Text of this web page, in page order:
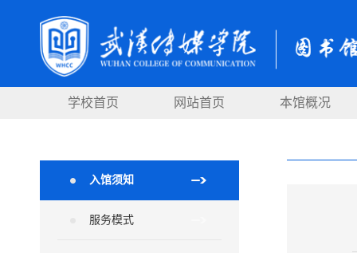
学校首页 网站首页 本馆概况
入馆须知
服务模式